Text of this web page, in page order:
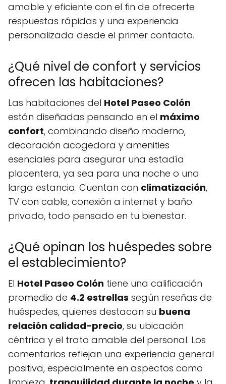
amable y eficiente con el fin de ofrecerte
respuestas rápidas y una experiencia
personalizada desde el primer contacto.
¿Qué nivel de confort y servicios
ofrecen las habitaciones?
Las habitaciones del Hotel Paseo Colón
están diseñadas pensando en el máximo
confort, combinando diseño moderno,
decoración acogedora y amenities
esenciales para asegurar una estadía
placentera, ya sea para una noche o una
larga estancia. Cuentan con climatización,
TV con cable, conexión a internet y baño
privado, todo pensado en tu bienestar.
¿Qué opinan los huéspedes sobre
el establecimiento?
El Hotel Paseo Colón tiene una calificación
promedio de 4.2 estrellas según reseñas de
huéspedes, quienes destacan su buena
relación calidad-precio, su ubicación
céntrica y el trato amable del personal. Los
comentarios reflejan una experiencia general
positiva, especialmente en aspectos como